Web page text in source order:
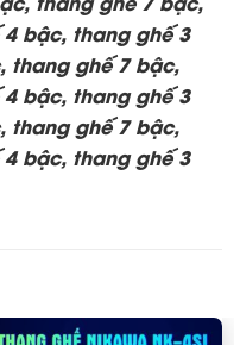
bậc, thang ghế 3
thang ghế 7 bậc,
bậc, thang ghế 3
thang ghế 7 bậc,
bậc, thang ghế 3